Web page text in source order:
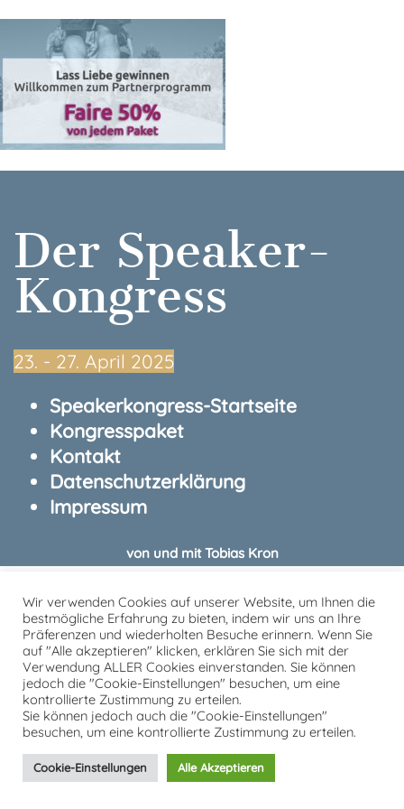
Der Speaker-
Kongress
23.⁠ ⁠- 27. April 2025
Speakerkongress-Startseite
Kongresspaket
Kontakt
Datenschutzerklärung
Impressum
von und mit Tobias Kron
Wir verwenden Cookies auf unserer Website, um Ihnen die
bestmögliche Erfahrung zu bieten, indem wir uns an Ihre
Präferenzen und wiederholten Besuche erinnern. Wenn Sie
auf "Alle akzeptieren" klicken, erklären Sie sich mit der
Verwendung ALLER Cookies einverstanden. Sie können
jedoch die "Cookie-Einstellungen" besuchen, um eine
kontrollierte Zustimmung zu erteilen.
Sie können jedoch auch die "Cookie-Einstellungen"
besuchen, um eine kontrollierte Zustimmung zu erteilen.
Cookie-Einstellungen Alle Akzeptieren